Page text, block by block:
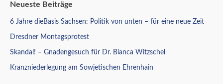
Neueste Beiträge
6 Jahre dieBasis Sachsen: Politik von unten – für eine neue Zeit
Dresdner Montagsprotest
Skandal! – Gnadengesuch für Dr. Bianca Witzschel
Kranzniederlegung am Sowjetischen Ehrenhain